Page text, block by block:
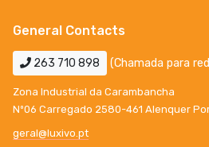
General Contacts
263 710 898 (Chamada para
Zona Industrial da Carambancha
Nº06 Carregado 2580-461 Alenquer
geral@luxivo.pt